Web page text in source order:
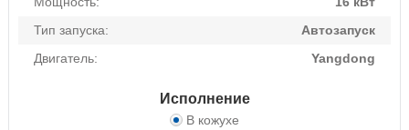
Тип запуска:
Автозапуск
Двигатель:
Yangdong
Исполнение
В кожухе